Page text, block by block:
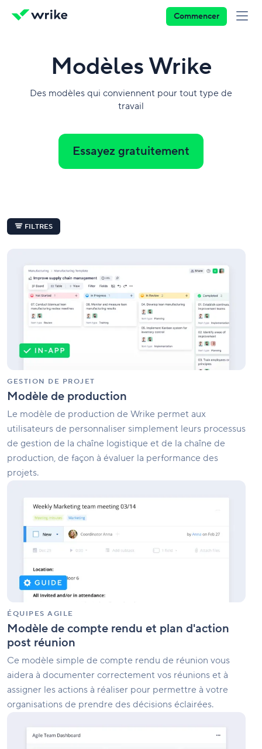
Commencer
Modèles Wrike
Des modèles qui conviennent pour tout type de
travail
Essayez gratuitement
FILTRES
GESTION DE PROJET
Modèle de production
Le modèle de production de Wrike permet aux
utilisateurs de personnaliser simplement leurs processus
de gestion de la chaîne logistique et de la chaîne de
production, de façon à évaluer la performance des
projets.
production
ÉQUIPES AGILE
Modèle de compte rendu et plan d'action
post réunion
Ce modèle simple de compte rendu de réunion vous
aidera à documenter correctement vos réunions et à
assigner les actions à réaliser pour permettre à votre
organisations de prendre des décisions éclairées.
compte
plan
réunion